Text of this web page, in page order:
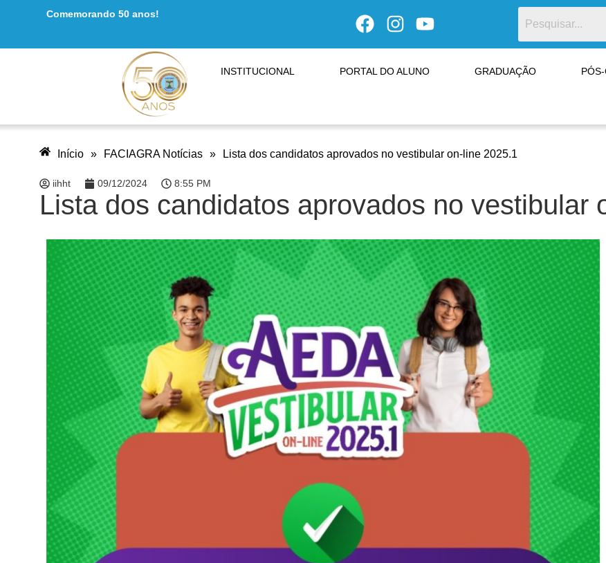
Comemorando 50 anos!
INSTITUCIONAL PORTAL DO ALUNO GRADUAÇÃO
Início » FACIAGRA Notícias » Lista dos candidatos aprovados no vestibular on-line 2025.1
iihht 09/12/2024 8:55 PM
Lista dos candidatos aprovados no vestibular